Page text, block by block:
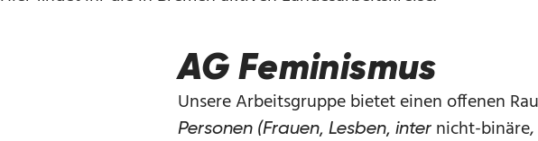
AG Feminismus
Unsere Arbeitsgruppe bietet einen offenen
Personen (Frauen, Lesben, internicht-binäre,